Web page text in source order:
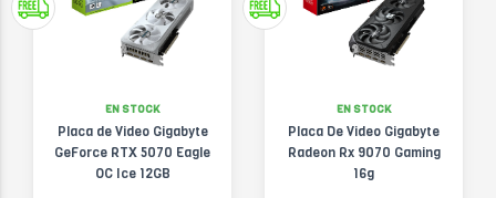
EN STOCK
Placa de Video Gigabyte
GeForce RTX 5070 Eagle
OC Ice 12GB
EN STOCK
Placa De Video Gigabyte
Radeon Rx 9070 Gaming
16g